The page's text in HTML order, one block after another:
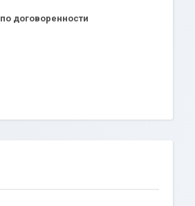
по договоренности